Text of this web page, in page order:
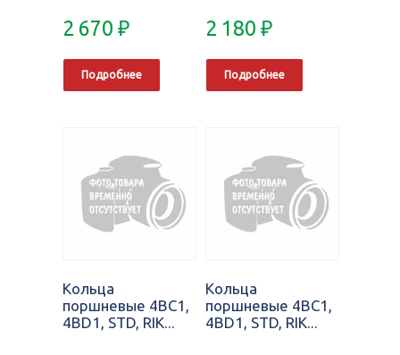
2 670 ₽
Подробнее
2 180₽
Подробнее
Кольца
поршневые 4BC1,
4BD1, STD, RIK...
Кольца
поршневые 4BC1,
4BD1, STD, RIK...